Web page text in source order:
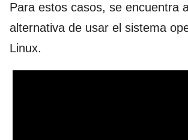
Para estos casos, se encuentra
alternativa de usar el sistema
Linux.